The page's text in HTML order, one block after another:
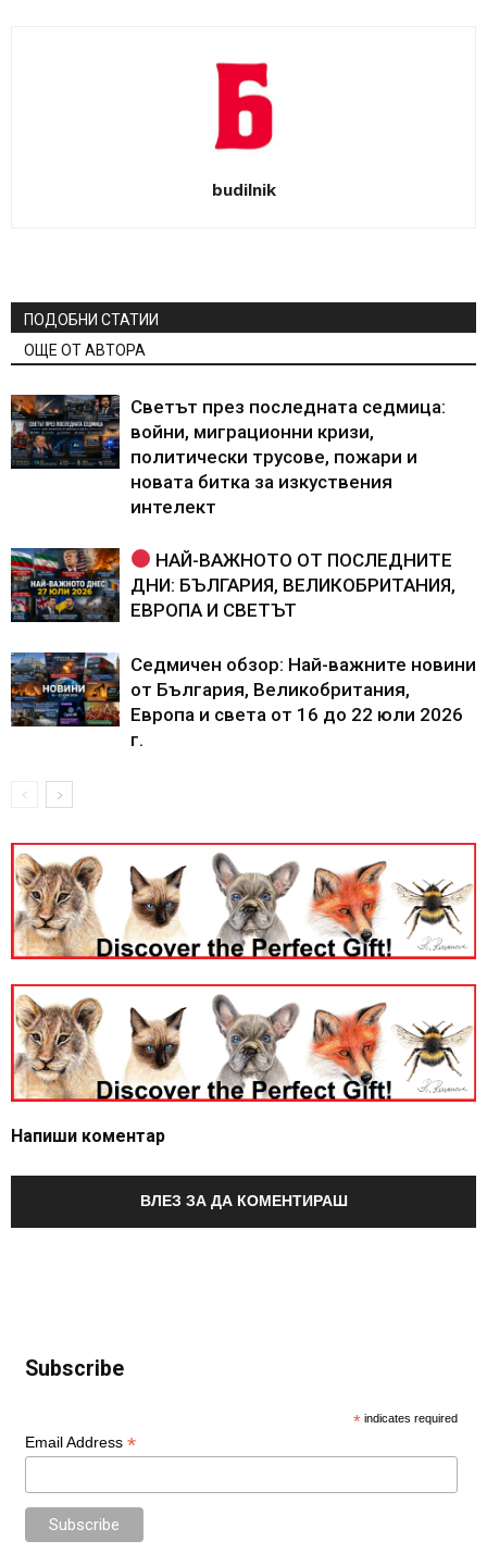
budilnik
ПОДОБНИ СТАТИИ
ОЩЕ ОТ АВТОРА
Светът през последната седмица:
войни, миграционни кризи,
политически трусове, пожари и
новата битка за изкуствения
интелект
НАЙ-ВАЖНОТО ОТ ПОСЛЕДНИТЕ
ДНИ: БЪЛГАРИЯ, ВЕЛИКОБРИТАНИЯ,
ЕВРОПА И СВЕТЪТ
Седмичен обзор: Най-важните новини
от България, Великобритания,
Европа и света от 16 до 22 юли 2026
г.
Напиши коментар
ВЛЕЗ ЗА ДА КОМЕНТИРАШ
Subscribe
* indicates required
Email Address *